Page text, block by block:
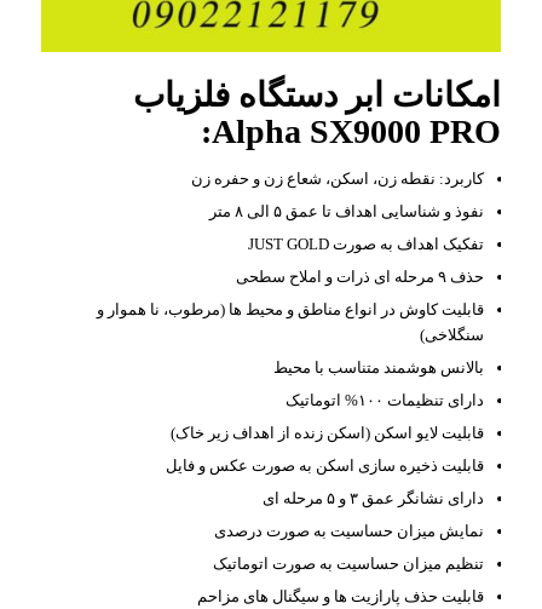
امکانات ابر دستگاه فلزیاب
Alpha SX9000 PRO:
کاربرد: نقطه زن، اسکن، شعاع زن و حفره زن
نفوذ و شناسایی اهداف تا عمق ۵ الی ۸ متر
تفکیک اهداف به صورت JUST GOLD
حذف ۹ مرحله ای ذرات و املاح سطحی
قابلیت کاوش در انواع مناطق و محیط ها (مرطوب، نا هموار و
سنگلاخی)
بالانس هوشمند متناسب با محیط
دارای تنظیمات ۱۰۰% اتوماتیک
قابلیت لایو اسکن (اسکن زنده از اهداف زیر خاک)
قابلیت ذخیره سازی اسکن به صورت عکس و فایل
دارای نشانگر عمق ۳ و ۵ مرحله ای
نمایش میزان حساسیت به صورت درصدی
تنظیم میزان حساسیت به صورت اتوماتیک
قابلیت حذف پارازیت ها و سیگنال های مزاحم